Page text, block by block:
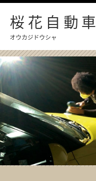
桜花自動車
オウカジドウシャ